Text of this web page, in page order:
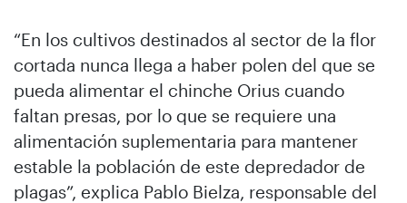
“En los cultivos destinados al sector de la flor
cortada nunca llega a haber polen del que se
pueda alimentar el chinche Orius cuando
faltan presas, por lo que se requiere una
alimentación suplementaria para mantener
estable la población de este depredador de
plagas”, explica Pablo Bielza, responsable del